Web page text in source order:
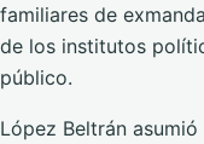
familiares de
de los institutos
público.
López Beltrán